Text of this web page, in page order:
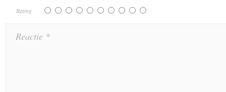
Rating